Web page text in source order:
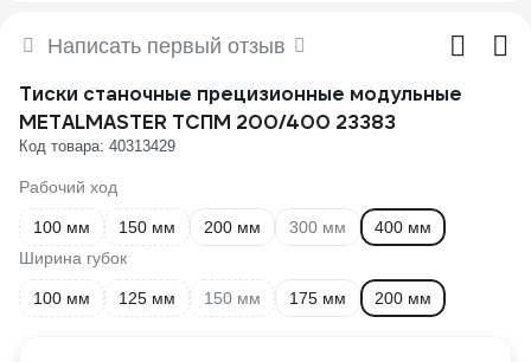
Написать первый отзыв
Тиски станочные прецизионные модульные
METALMASTER ТСПМ 200/400 23383
Код товара: 40313429
Рабочий ход
100 мм 150 мм 200 мм 300 мм
400 мм
Ширина губок
100 мм 125 мм 150 мм 175 мм 200 мм